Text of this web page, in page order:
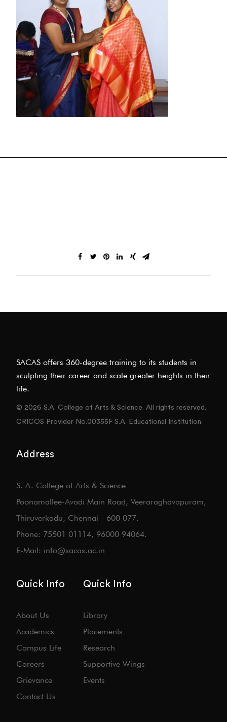
SACAS offers 360-degree training to its students in
sculpting their career and scale greater heights in their
life.
© 2026 S.A. College of Arts & Science. All rights reserved.
CRICOS Provider No.00355F S.A. Educational Institution.
Address
S. A. College of Arts & Science
Poonamallee-Avadi Main Road, Veeraraghavapuram,
Thiruverkadu, Chennai - 600 077.
Phone: 75501 01114, 96000 94064.
E-Mail: info@sacas.ac.in
Quick Info
About Us
Academics
Campus Life
Careers
Grievance
Contact Us
Quick Info
Library
Placements
Research
Supportive Wings
Events